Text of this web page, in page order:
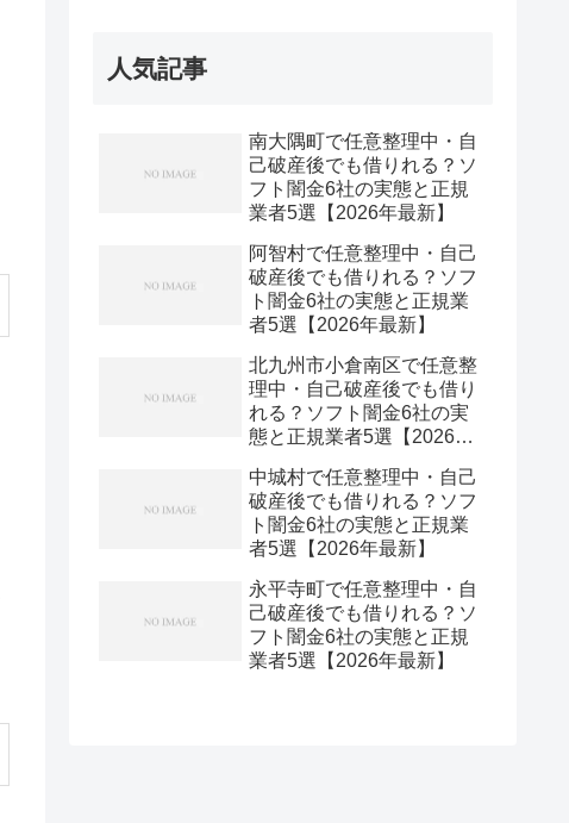
人気記事
南大隅町で任意整理中・自
己破産後でも借りれる？ソ
フト闇金6社の実態と正規
業者5選【2026年最新】
阿智村で任意整理中・自己
破産後でも借りれる？ソフ
ト闇金6社の実態と正規業
者5選【2026年最新】
北九州市小倉南区で任意整
理中・自己破産後でも借り
れる？ソフト闇金6社の実
態と正規業者5選【2026年
中城村で任意整理中・自己
破産後でも借りれる？ソフ
ト闇金6社の実態と正規業
者5選【2026年最新】
永平寺町で任意整理中・自
己破産後でも借りれる？ソ
フト闇金6社の実態と正規
業者5選【2026年最新】